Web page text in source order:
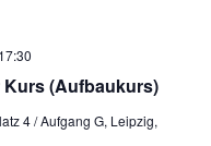
(Aufbaukurs)
17:30
4 / Aufgang G, Leipzig,